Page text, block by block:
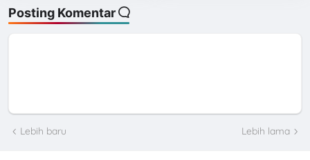
Posting Komentar
Lebih baru Lebih lama